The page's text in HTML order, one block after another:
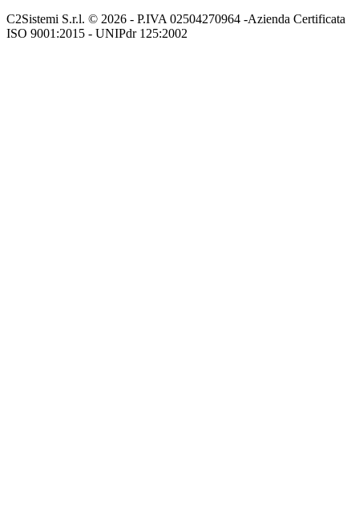
C2Sistemi S.r.l. © 2026 - P.IVA 02504270964 -Azienda Certificata
ISO 9001:2015 - UNIPdr 125:2002